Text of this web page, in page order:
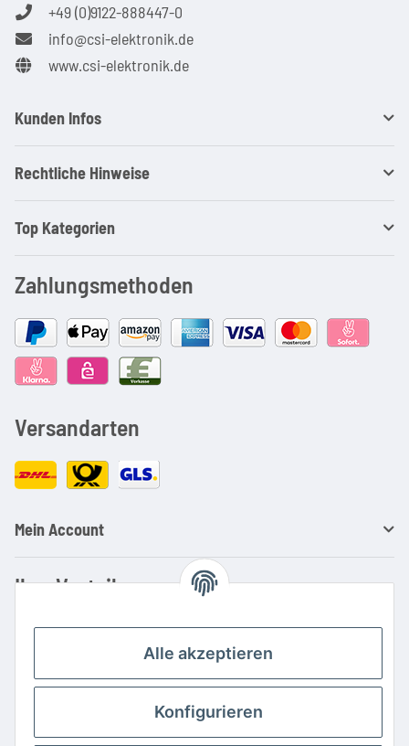
+49 (0)9122-888447-0
info@csi-elektronik.de
www.csi-elektronik.de
Kunden Infos
Rechtliche Hinweise
Top Kategorien
Zahlungsmethoden
Versandarten
Mein Account
Ihre Vorteile
Kauf auf Rechnung
Große Auswahl an Netzteilen und Ladegeräten
Alle akzeptieren
Konfigurieren